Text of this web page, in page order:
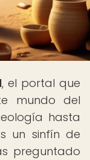
, el portal que
mundo del
hasta
un sinfín de
preguntado